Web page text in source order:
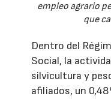
empleo agrario
que
Dentro del
Social, la
silvicultura y
afiliados, un